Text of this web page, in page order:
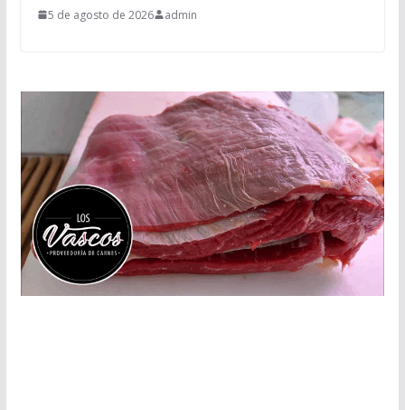
5 de agosto de 2026 admin